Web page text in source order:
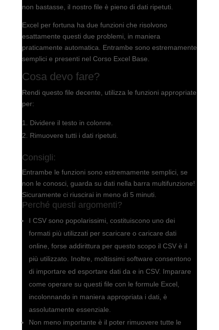
non bastasse, il nostro file è pieno di dati ripetuti.
Excel per fortuna ha due funzioni che risolvono
esattamente questi due problemi, in maniera
praticamente automatica. Entrambe sono estremamente
semplici e presenti nel Corso Excel Base.
Cosa devo fare?
Rendi questo file decente, utilizza le funzioni appropriate
per:
Dividere il testo in colonne.
Rimuovere tutti i dati ripetuti.
Consigli:
Entrambe le funzioni sono estremamente semplici, se
non le conosci, guarda su dati nella barra multifunzione!
Sicuramente ci riuscirai in meno di 5 minuti.
Perché questi argomenti?
I CSV sono popolarissimi, costituiscono uno dei
formati più utilizzati per scaricare o caricare dati
online, forse addirittura per questo scopo il CSV è il
più utilizzato. Inoltre, moltissimi software consentono
di importare ed esportare dati da e in CSV. Imparare
come operare su questi file con le formule Excel,
incolonnando in maniera appropriata i dati, è
assolutamente essenziale.
Non meno importante è il poter rimuovere tutte le